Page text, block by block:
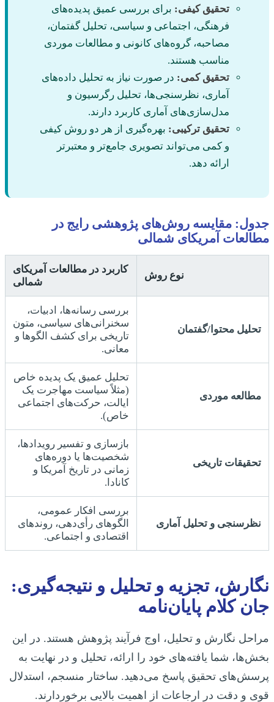
تحقیق کیفی: برای بررسی عمیق پدیده‌های
فرهنگی، اجتماعی و سیاسی، تحلیل گفتمان،
مصاحبه، گروه‌های کانونی و مطالعات موردی
مناسب هستند.
تحقیق کمی: در صورت نیاز به تحلیل داده‌های
آماری، نظرسنجی‌ها، تحلیل رگرسیون و
مدل‌سازی‌های آماری کاربرد دارند.
تحقیق ترکیبی: بهره‌گیری از هر دو روش کیفی
و کمی می‌تواند تصویری جامع‌تر و معتبرتر
ارائه دهد.
جدول: مقایسه روش‌های پژوهشی رایج در
مطالعات آمریکای شمالی
نوع روش
کاربرد در مطالعات آمریکای
شمالی
تحلیل محتوا/گفتمان
بررسی رسانه‌ها، ادبیات،
سخنرانی‌های سیاسی، متون
تاریخی برای کشف الگوها و
معانی.
مطالعه موردی
تحلیل عمیق یک پدیده خاص
(مثلاً سیاست مهاجرت یک
ایالت، حرکت‌های اجتماعی
خاص).
تحقیقات تاریخی
بازسازی و تفسیر رویدادها،
شخصیت‌ها یا دوره‌های
زمانی در تاریخ آمریکا و
کانادا.
نظرسنجی و تحلیل آماری
بررسی افکار عمومی،
الگوهای رأی‌دهی، روندهای
اقتصادی و اجتماعی.
نگارش، تجزیه و تحلیل و نتیجه‌گیری:
جان کلام پایان‌نامه
مراحل نگارش و تحلیل، اوج فرآیند پژوهش هستند. در این
بخش‌ها، شما یافته‌های خود را ارائه، تحلیل و در نهایت به
پرسش‌های تحقیق پاسخ می‌دهید. ساختار منسجم، استدلال
قوی و دقت در ارجاعات از اهمیت بالایی برخوردارند.